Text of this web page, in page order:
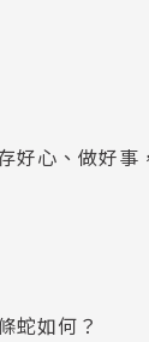
好心、做好
蛇如何？